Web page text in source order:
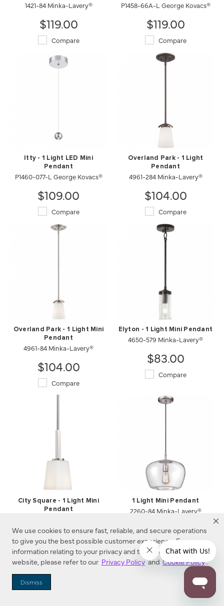
We use cookies to ensure fast, reliable, and secure operations
to give you the best possible customer experience. For more
information relating to your privacy and to cookies used on this
website, please refer to our Privacy Policy and Cookie Policy.
Dismiss
1421-84 Minka-Lavery®
$119.00
Compare
P1458-66A-L George Kovacs®
$119.00
Compare
Itty - 1 Light LED Mini
Pendant
P1460-077-L George Kovacs®
$109.00
Compare
Overland Park - 1 Light
Pendant
4961-284 Minka-Lavery®
$104.00
Compare
Overland Park - 1 Light Mini
Pendant
4961-84 Minka-Lavery®
$104.00
Compare
Elyton - 1 Light Mini Pendant
4650-579 Minka-Lavery®
$83.00
Compare
City Square - 1 Light Mini
Pendant
Compare
1 Light Mini Pendant
2260-84 Minka-Lavery®